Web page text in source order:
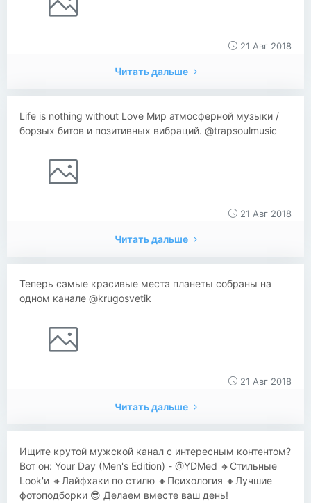
21 Авг 2018
Читать дальше
Life is nothing without Love Мир атмосферной музыки /
борзых битов и позитивных вибраций. @trapsoulmusic
21 Авг 2018
Читать дальше
Теперь самые красивые места планеты собраны на
одном канале @krugosvetik
21 Авг 2018
Читать дальше
Ищите крутой мужской канал с интересным контентом?
Вот он: Your Day (Men's Edition) - @YDMed 🔸Стильные
Look'и 🔸Лайфхаки по стилю 🔸Психология 🔸Лучшие
фотоподборки 😎 Делаем вместе ваш день!